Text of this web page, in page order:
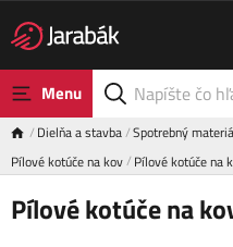
Menu
Dielňa a stavba Spotrebný
Pílové kotúče na kov Pílové kotúče na
Pílové kotúče na